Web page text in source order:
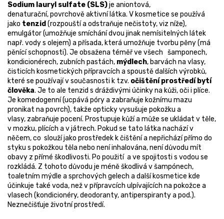
Sodium lauryl sulfate (SLS)je aniontová,
denaturační, povrchově aktivní látka. V kosmetice se používá
jako tenzid (rozpouští a odstraňuje nečistoty, viz níže),
emulgátor (umožňuje smíchání dvou jinak nemísitelných látek
např. vody s olejem) a přísada, která umožňuje tvorbu pěny (má
pěnící schopnosti). Je obsažena téměř ve všech šamponech,
kondicionérech, zubních pastách, mýdlech, barvách na vlasy,
čisticích kosmetických přípravcích a spoustě dalších výrobků,
které se používají v současnosti k tzv. očištění prostředí bytí
člověka. Je to ale tenzid s dráždivými účinky na kůži, oči i plíce.
Je komedogenní (ucpává póry a zabraňuje kožnímu mazu
pronikat na povrch), takže opticky vysušuje pokožku a
vlasy, zabraňuje pocení. Prostupuje kůží a může se ukládat v těle,
v mozku, plících a v játrech. Pokud se tato látka nachází v
něčem, co slouží jako prostředek k čištění a nepřichází přímo do
styku s pokožkou těla nebo není inhalována, není důvodu mít
obavy z přímé škodlivosti. Po použití a ve spojitosti s vodou se
rozkládá. Z tohoto důvodu je méně škodlivá v šampónech,
toaletním mýdle a sprchových gelech a další kosmetice kde
účinkuje také voda, než v přípravcích ulpívajících na pokožce a
vlasech (kondicionéry, deodoranty, antiperspiranty a pod.).
Neznečišťuje životní prostředí.